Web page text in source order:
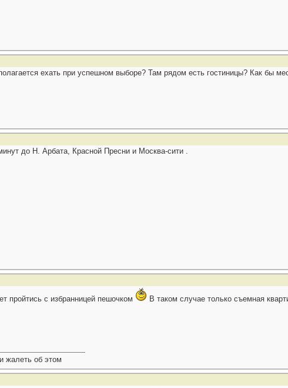
ехать при успешном выборе? Там рядом есть гостиницы? Как бы
до Н. Арбата, Красной Пресни и Москва-сити .
пройтись с избранницей пешочком В таком случае только съемная
жалеть об этом